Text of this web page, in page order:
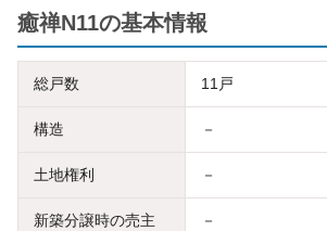
癒禅N11の基本情報
総戸数 11戸
構造 －
土地権利 －
新築分譲時の売主 －